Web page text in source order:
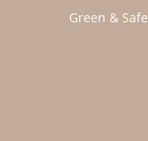
Green & Safe